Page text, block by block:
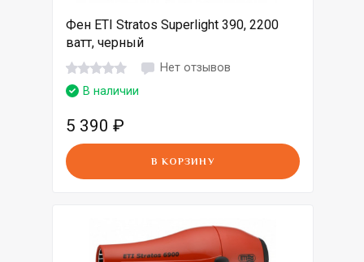
Фен ETI Stratos Superlight 390, 2200
ватт, черный
Нет отзывов
В наличии
5 390 ₽
В КОРЗИНУ